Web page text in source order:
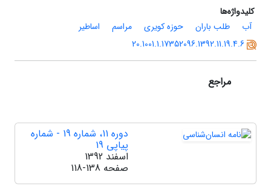
کلیدواژه‌ها
آب
طلب باران حوزه کویری مراسم
اساطیر
20.1001.1.17352096.1392.11.19.4.6
مراجع
دوره 11، شماره 19 - شماره
پیاپی 19
اسفند 1392
صفحه 118-138